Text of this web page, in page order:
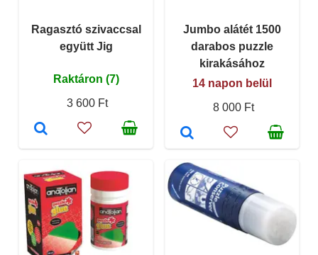
Ragasztó szivaccsal
együtt Jig
Raktáron (7)
3 600 Ft
Jumbo alátét 1500
darabos puzzle
kirakásához
14 napon belül
8 000 Ft